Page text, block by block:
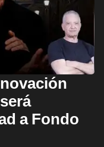
a Fondo